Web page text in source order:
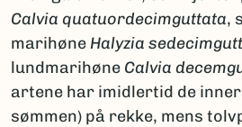
Calvia quatuordecimguttata,
marihøne Halyzia
lundmarihøne Calvia
artene har imidlertid de
sømmen) på rekke, mens